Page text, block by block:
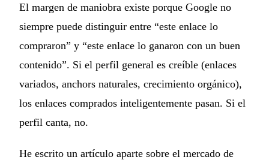
El margen de maniobra existe porque Google no
siempre puede distinguir entre “este enlace lo
compraron” y “este enlace lo ganaron con un buen
contenido”. Si el perfil general es creíble (enlaces
variados, anchors naturales, crecimiento orgánico),
los enlaces comprados inteligentemente pasan. Si el
perfil canta, no.
He escrito un artículo aparte sobre el mercado de